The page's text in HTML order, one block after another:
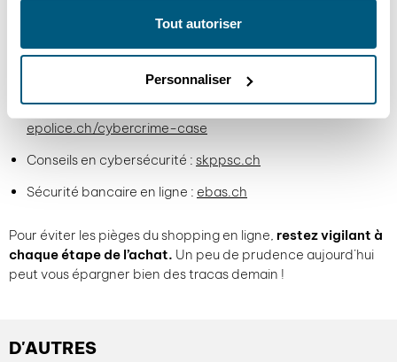
Tout autoriser
Personnaliser
pour vos achats en ligne en toute sécurité
Vérifier une entreprise :zefix.ch
Déclarer une arnaque en ligne :suisse-
epolice.ch/cybercrime-case
Conseils en cybersécurité : skppsc.ch
Sécurité bancaire en ligne : ebas.ch
Pour éviter les pièges du shopping en ligne, restez vigilant à
chaque étape de l’achat. Un peu de prudence aujourd’hui
peut vous épargner bien des tracas demain !
D'AUTRES